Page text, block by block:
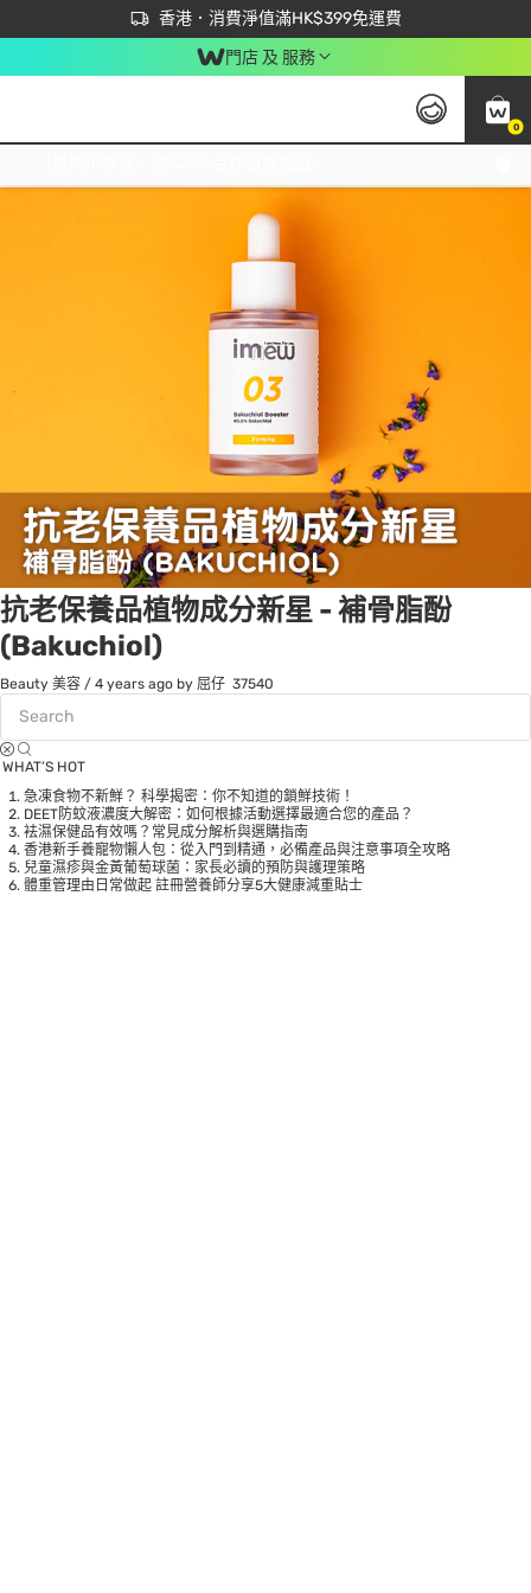
香港．消費淨值滿HK$399免運費
立即成為易賞錢會員盡享獨家優惠
首次APP下單買滿$450 輸入 NEWAPP 即減$50
門店 及 服務
0
Tag:細紋1 item(s) found
抗老保養品植物成分新星 - 補⾻脂酚
(Bakuchiol)
Beauty 美容 / 4 years ago by 屈仔 37540
WHAT’S HOT
急凍食物不新鮮？ 科學揭密：你不知道的鎖鮮技術！
DEET防蚊液濃度大解密：如何根據活動選擇最適合您的產品？
袪濕保健品有效嗎？常見成分解析與選購指南
香港新手養寵物懶人包：從入門到精通，必備產品與注意事項全攻略
兒童濕疹與金黃葡萄球菌：家長必讀的預防與護理策略
體重管理由日常做起 註冊營養師分享5大健康減重貼士